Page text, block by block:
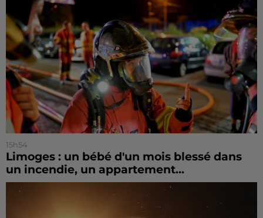
15h54
Limoges : un bébé d'un mois blessé dans
un incendie, un appartement...